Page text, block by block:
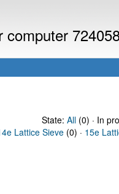
computer
State: All(0) · In
Lattice Sieve (0) · 15e